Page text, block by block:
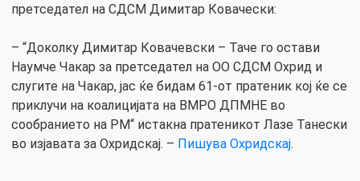
претседател на СДСМ Димитар Ковачески:
– “Доколку Димитар Ковачевски – Таче го остави
Наумче Чакар за претседател на ОО СДСМ Охрид и
слугите на Чакар, јас ќе бидам 61-от пратеник кој ќе се
приклучи на коалицијата на ВМРО ДПМНЕ во
сообранието на РМ“ истакна пратеникот Лазе Танески
во изјавата за Охридскај. – Пишува Охридскај.